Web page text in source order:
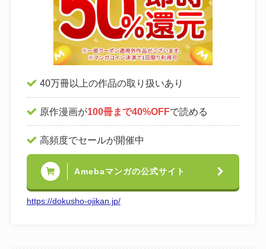
40万冊以上の作品の取り扱いあり
原作漫画が100冊まで40%OFFで読める
高頻度でセールが開催中
Amebaマンガの公式サイト
https://dokusho-ojikan.jp/